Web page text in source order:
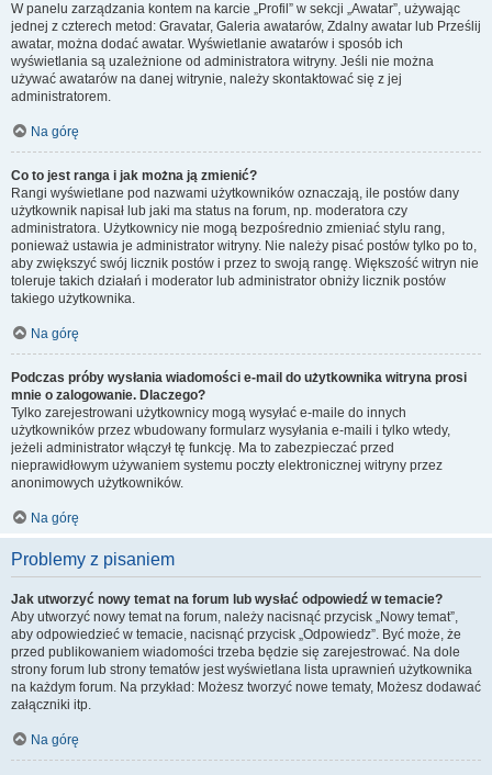
W panelu zarządzania kontem na karcie „Profil” w sekcji „Awatar”, używając
jednej z czterech metod: Gravatar, Galeria awatarów, Zdalny awatar lub Prześlij
awatar, można dodać awatar. Wyświetlanie awatarów i sposób ich
wyświetlania są uzależnione od administratora witryny. Jeśli nie można
używać awatarów na danej witrynie, należy skontaktować się z jej
administratorem.
Na górę
Co to jest ranga i jak można ją zmienić?
Rangi wyświetlane pod nazwami użytkowników oznaczają, ile postów dany
użytkownik napisał lub jaki ma status na forum, np. moderatora czy
administratora. Użytkownicy nie mogą bezpośrednio zmieniać stylu rang,
ponieważ ustawia je administrator witryny. Nie należy pisać postów tylko po to,
aby zwiększyć swój licznik postów i przez to swoją rangę. Większość witryn nie
toleruje takich działań i moderator lub administrator obniży licznik postów
takiego użytkownika.
Na górę
Podczas próby wysłania wiadomości e-mail do użytkownika witryna prosi
mnie o zalogowanie. Dlaczego?
Tylko zarejestrowani użytkownicy mogą wysyłać e-maile do innych
użytkowników przez wbudowany formularz wysyłania e-maili i tylko wtedy,
jeżeli administrator włączył tę funkcję. Ma to zabezpieczać przed
nieprawidłowym używaniem systemu poczty elektronicznej witryny przez
anonimowych użytkowników.
Na górę
Problemy z pisaniem
Jak utworzyć nowy temat na forum lub wysłać odpowiedź w temacie?
Aby utworzyć nowy temat na forum, należy nacisnąć przycisk „Nowy temat”,
aby odpowiedzieć w temacie, nacisnąć przycisk „Odpowiedz”. Być może, że
przed publikowaniem wiadomości trzeba będzie się zarejestrować. Na dole
strony forum lub strony tematów jest wyświetlana lista uprawnień użytkownika
na każdym forum. Na przykład: Możesz tworzyć nowe tematy, Możesz dodawać
załączniki itp.
Na górę